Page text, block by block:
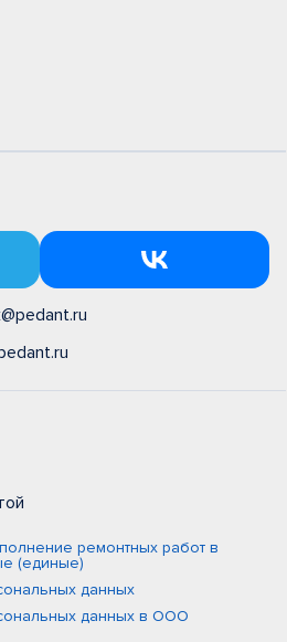
ремонтных работ в
(единые)
данных
данных в ООО